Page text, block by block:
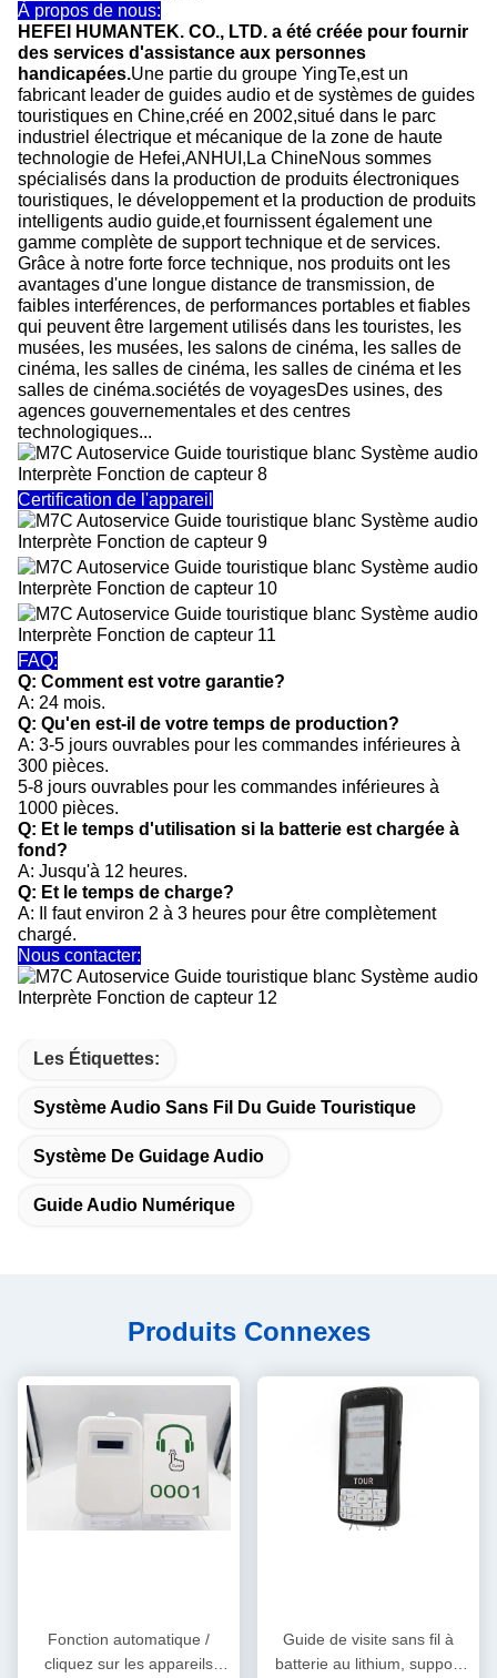
À propos de nous:
HEFEI HUMANTEK. CO., LTD. a été créée pour fournir
des services d'assistance aux personnes
handicapées.Une partie du groupe YingTe,est un
fabricant leader de guides audio et de systèmes de guides
touristiques en Chine,créé en 2002,situé dans le parc
industriel électrique et mécanique de la zone de haute
technologie de Hefei,ANHUI,La ChineNous sommes
spécialisés dans la production de produits électroniques
touristiques, le développement et la production de produits
intelligents audio guide,et fournissent également une
gamme complète de support technique et de services.
Grâce à notre forte force technique, nos produits ont les
avantages d'une longue distance de transmission, de
faibles interférences, de performances portables et fiables
qui peuvent être largement utilisés dans les touristes, les
musées, les musées, les salons de cinéma, les salles de
cinéma, les salles de cinéma, les salles de cinéma et les
salles de cinéma.sociétés de voyagesDes usines, des
agences gouvernementales et des centres
technologiques...
Certification de l'appareil
FAQ:
Q: Comment est votre garantie?
A: 24 mois.
Q: Qu'en est-il de votre temps de production?
A: 3-5 jours ouvrables pour les commandes inférieures à
300 pièces.
5-8 jours ouvrables pour les commandes inférieures à
1000 pièces.
Q: Et le temps d'utilisation si la batterie est chargée à
fond?
A: Jusqu'à 12 heures.
Q: Et le temps de charge?
A: Il faut environ 2 à 3 heures pour être complètement
chargé.
Nous contacter:
Les Étiquettes:
Système Audio Sans Fil Du Guide Touristique
Système De Guidage Audio
Guide Audio Numérique
Produits Connexes
Fonction automatique /
cliquez sur les appareils
Guide de visite sans fil à
batterie au lithium, support